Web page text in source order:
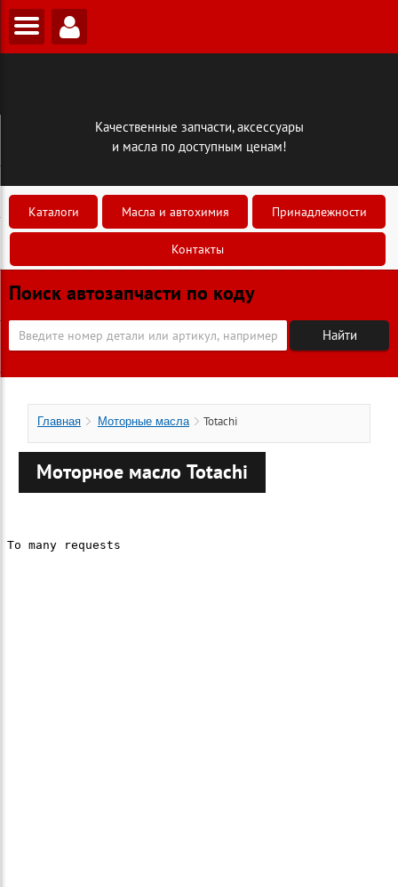
Качественные запчасти, аксессуары
и масла по доступным ценам!
Каталоги Масла и автохимия Принадлежности
Контакты
Поиск автозапчасти по коду
Главная Моторные масла Totachi
Моторное масло Totachi